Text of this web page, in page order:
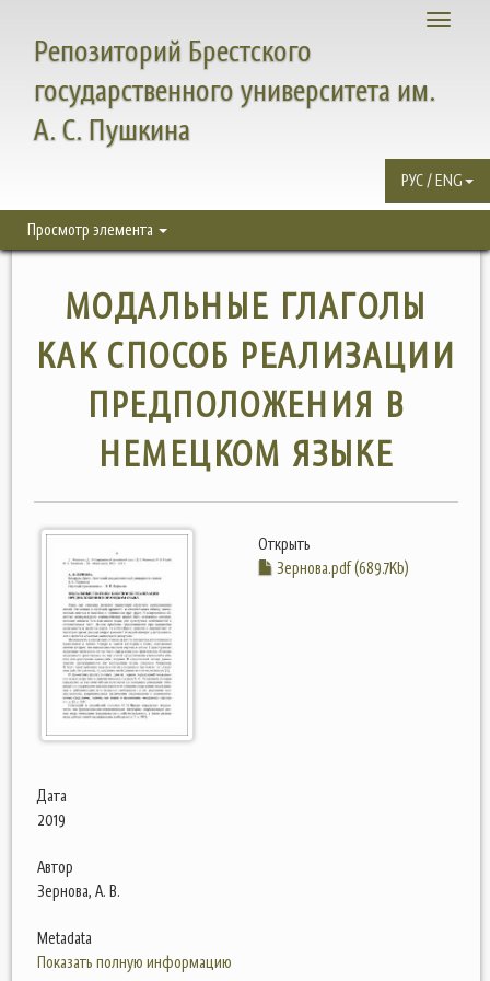
Toggle
Репозиторий Брестского
государственного университета им.
А. С. Пушкина
РУС / ENG
Просмотр элемента
МОДАЛЬНЫЕ ГЛАГОЛЫ
КАК СПОСОБ РЕАЛИЗАЦИИ
ПРЕДПОЛОЖЕНИЯ В
НЕМЕЦКОМ ЯЗЫКЕ
Открыть
Зернова.pdf (689.7Kb)
Дата
2019
Автор
Зернова, А. В.
Metadata
Показать полную информацию